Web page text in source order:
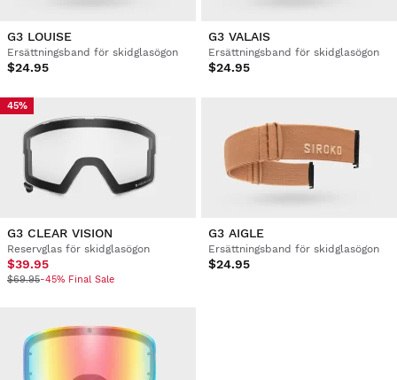
G3 LOUISE
Ersättningsband för skidglasögon
$24.95
G3 VALAIS
Ersättningsband för skidglasögon
$24.95
45%
G3 CLEAR VISION
Reservglas för skidglasögon
$39.95
$69.95-45% Final Sale
G3 AIGLE
Ersättningsband för skidglasögon
$24.95